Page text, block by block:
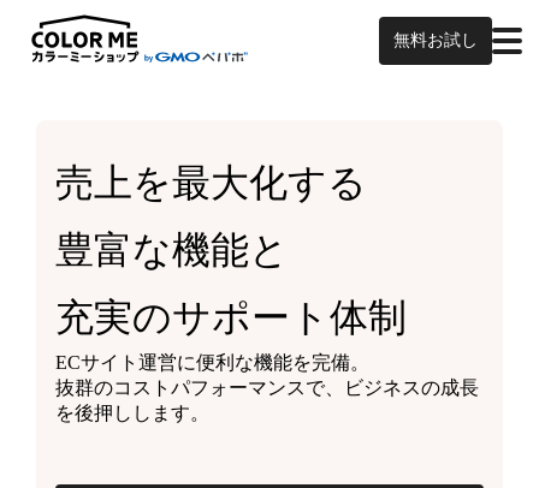
無料お試し
売上を最大化する
豊富な機能と
充実のサポート体制
ECサイト運営に便利な機能を完備。
抜群のコストパフォーマンスで、ビジネスの成長
を後押しします。